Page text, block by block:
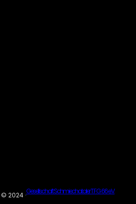
© 2024 ·Gesellschaft Schmiechataler T.F.G. 66 e.V.